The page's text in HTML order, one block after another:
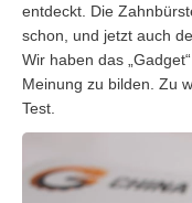
entdeckt. Die
schon, und jetzt auch
Wir haben das
Meinung zu bilden. Zu
Test.